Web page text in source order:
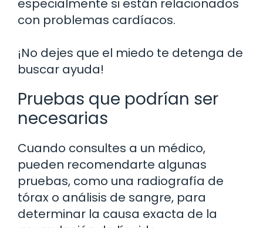
especialmente si están relacionados
con problemas cardíacos.
¡No dejes que el miedo te detenga de
buscar ayuda!
Pruebas que podrían ser
necesarias
Cuando consultes a un médico,
pueden recomendarte algunas
pruebas, como una radiografía de
tórax o análisis de sangre, para
determinar la causa exacta de la